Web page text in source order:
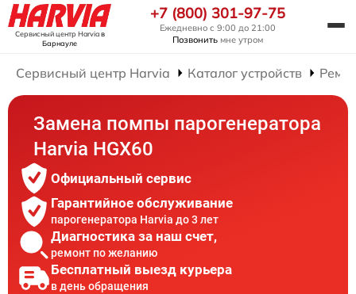
Сервисный центр Harviaв
Барнауле
+7 (800) 301-97-75
Ежедневно с 9:00 до 21:00
Позвонить мне утром
Сервисный центр Harvia Каталог устройств
Замена помпы парогенератора
Harvia HGX60
Официальный сервис
Гарантийное обслуживание
парогенератора Harvia до 3 лет
Диагностика за наш счет,
ремонт по желанию
Бесплатный выезд курьера
в день обращения